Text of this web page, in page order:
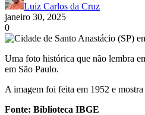
Luiz Carlos da Cruz
janeiro 30, 2025
0
Uma foto histórica que não lembra
em São Paulo.
A imagem foi feita em 1952 e mostra
Fonte: Biblioteca IBGE